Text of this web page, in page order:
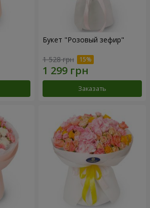
Букет "Розовый зефир"
1 528 грн
Заказать